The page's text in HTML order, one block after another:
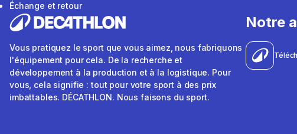
Échange et retour
Vous pratiquez le sport que vous aimez, nous fabriquons
l'équipement pour cela. De la recherche et
développement à la production et à la logistique. Pour
vous, cela signifie : tout pour votre sport à des prix
imbattables. DÉCATHLON. Nous faisons du sport.
Notre